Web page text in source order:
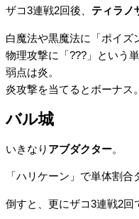
ザコ3連戦2回後、 ティラノ
白魔法や黒魔法に「ポイズ
物理攻撃に「???」という
弱点は炎。
炎攻撃を当てるとボーナス。
バル城
いきなり アブダクター。
「ハリケーン」で単体割合
倒すと、更にザコ3連戦2回